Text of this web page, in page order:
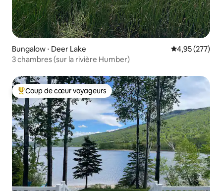
Bungalow ⋅ Deer Lake Évaluation
4,95 (277)
3 chambres (sur la rivière Humber)
Coups de cœur voyageurs les plus appréciés
Coup de cœur voyageurs